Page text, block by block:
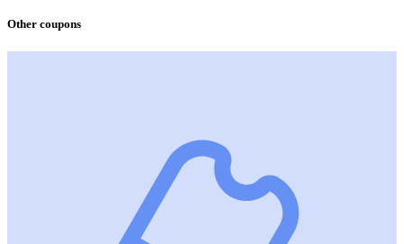
Other coupons